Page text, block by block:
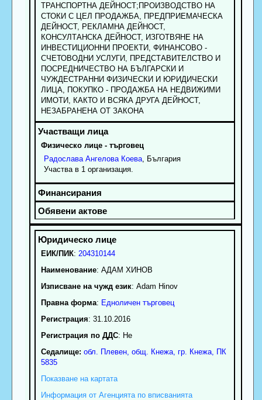
ТРАНСПОРТНА ДЕЙНОСТ;ПРОИЗВОДСТВО НА
СТОКИ С ЦЕЛ ПРОДАЖБА, ПРЕДПРИЕМАЧЕСКА
ДЕЙНОСТ, РЕКЛАМНА ДЕЙНОСТ,
КОНСУЛТАНСКА ДЕЙНОСТ, ИЗГОТВЯНЕ НА
ИНВЕСТИЦИОННИ ПРОЕКТИ, ФИНАНСОВО -
СЧЕТОВОДНИ УСЛУГИ, ПРЕДСТАВИТЕЛСТВО И
ПОСРЕДНИЧЕСТВО НА БЪЛГАРСКИ И
ЧУЖДЕСТРАННИ ФИЗИЧЕСКИ И ЮРИДИЧЕСКИ
ЛИЦА, ПОКУПКО - ПРОДАЖБА НА НЕДВИЖИМИ
ИМОТИ, КАКТО И ВСЯКА ДРУГА ДЕЙНОСТ,
НЕЗАБРАНЕНА ОТ ЗАКОНА
Физическо лице - търговец
Радослава Ангелова Коева, България
Участва в 1 организация.
ЕИК/ПИК: 204310144
Наименование: АДАМ ХИНОВ
Изписване на чужд език: Adam Hinov
Правна форма: Едноличен търговец
Регистрация: 31.10.2016
Регистрация по ДДС: Нe
Седалище: обл. Плевен, общ. Кнежа, гр. Кнежа, ПК
5835
Показване на картата
Информация от Агенцията по вписванията